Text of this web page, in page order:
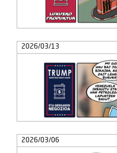
2026/03/13
2026/03/06